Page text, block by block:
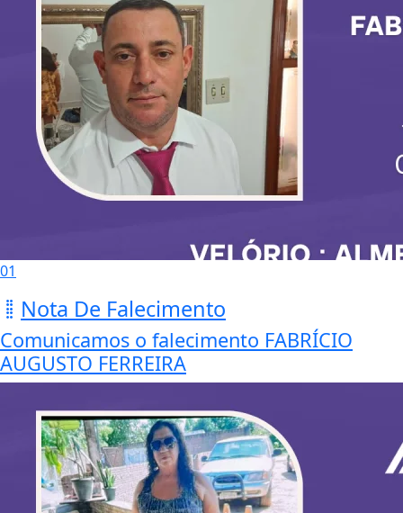
01
Nota De Falecimento
Comunicamos o falecimento FABRÍCIO
AUGUSTO FERREIRA